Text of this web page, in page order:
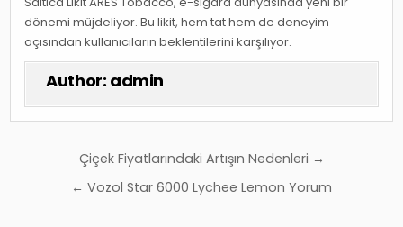
dönemi müjdeliyor. Bu likit, hem tat hem de deneyim
açısından kullanıcıların beklentilerini karşılıyor.
Author: admin
gezinmesi
Çiçek Fiyatlarındaki Artışın Nedenleri →
← Vozol Star 6000 Lychee Lemon Yorum